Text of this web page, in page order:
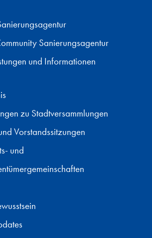
Sanierungsagentur
und Informationen
zu Stadtversammlungen
Vorstandssitzungen
und